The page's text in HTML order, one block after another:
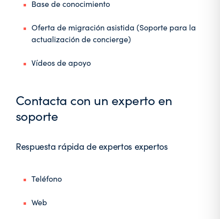
Base de conocimiento
Oferta de migración asistida (Soporte para la
actualización de concierge)
Vídeos de apoyo
Contacta con un experto en
soporte
Respuesta rápida de expertos expertos
Teléfono
Web